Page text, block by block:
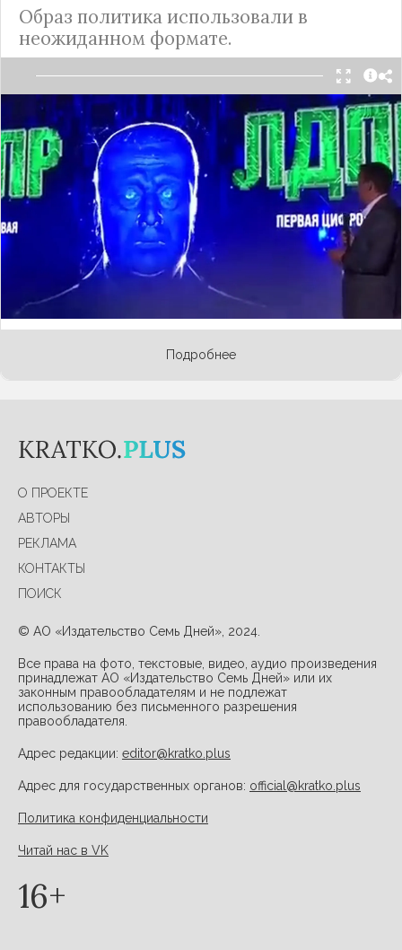
Образ политика использовали в
неожиданном формате.
В этом году нейросети совершили революцию в
компьютерных технологиях по всему миру.
Программы с искусственным интеллектом,
способные вести диалог, отвечать на вопросы,
объяснять различные понятия, искать ошибки,
стали во множестве выпускаться различными
сервисами в разных странах. Не остались в
стороне и отечественные программисты. Одну
из своих оригинальных разработок они
представили на открывшемся Петербургском
международном экономическом форуме.
Подробнее
О ПРОЕКТЕ
АВТОРЫ
РЕКЛАМА
КОНТАКТЫ
ПОИСК
© АО «Издательство Семь Дней», 2024.
Все права на фото, текстовые, видео, аудио произведения
принадлежат АО «Издательство Семь Дней» или их
законным правообладателям и не подлежат
использованию без письменного разрешения
правообладателя.
Адрес редакции: editor@kratko.plus
Адрес для государственных органов: official@kratko.plus
Политика конфиденциальности
Читай нас в VK
16+